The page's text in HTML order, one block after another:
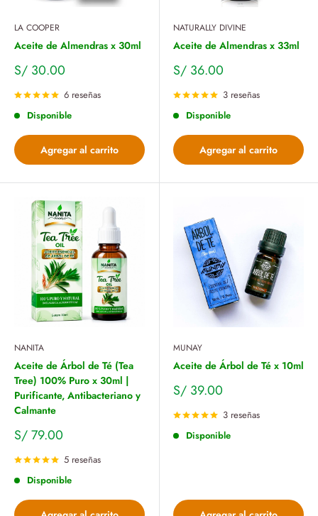
LA COOPER
Aceite de Almendras x 30ml
Precio
de
venta
S/ 30.00
6 reseñas
Disponible
Agregar al carrito
NATURALLY DIVINE
Aceite de Almendras x 33ml
Precio
de
venta
S/ 36.00
3 reseñas
Disponible
Agregar al carrito
NANITA
Aceite de Árbol de Té (Tea
Tree) 100% Puro x 30ml |
Purificante, Antibacteriano y
Calmante
Precio
de
venta
S/ 79.00
5 reseñas
Disponible
MUNAY
Aceite de Árbol de Té x 10ml
Precio
de
venta
S/ 39.00
3 reseñas
Disponible